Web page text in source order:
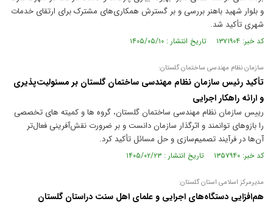
و بلوار شهید باهنر بررسی و بر گسترش همکاری‌های مشترک برای ارتقای خدمات
شهری تأکید شد.
کد خبر: ۱۳۷۱۹۰۴ تاریخ انتشار : ۱۴۰۵/۰۵/۱۰
سازمان نظام مهندسی ساختمان گلستان:
تأکید رئیس سازمان نظام مهندسی ساختمان گلستان بر مسئولیت‌پذیری
و ارائه راهکار اجرایی
رییس سازمان نظام مهندسی ساختمان گلستان، گروه ها و کمیته های تخصصی
را بازوهای توانمند و اثرگذار سازمان دانست و بر ضرورت نقش‌آفرینی فعال‌تر
آن‌ها در فرآیند تصمیم‌سازی و حل مسائل تأکید کرد.
کد خبر: ۱۳۵۷۹۴۰ تاریخ انتشار : ۱۴۰۵/۰۲/۲۳
مدیرمرکز اسلامی استان گلستان:
هم‌افزایی دستگاه‌های اجرایی و علمای اهل سنت دراستان گلستان